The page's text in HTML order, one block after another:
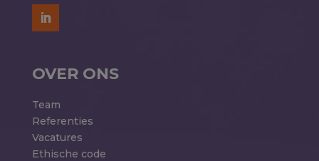
OVER ONS
Team
Referenties
Vacatures
Ethische code